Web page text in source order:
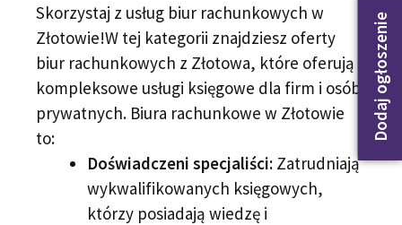
Dodaj ogłoszenie
Skorzystaj z usług biur rachunkowych w
Złotowie!W tej kategorii znajdziesz oferty
biur rachunkowych z Złotowa, które oferują
kompleksowe usługi księgowe dla firm i osób
prywatnych. Biura rachunkowe w Złotowie
to:
Doświadczeni specjaliści: Zatrudniają
wykwalifikowanych księgowych,
którzy posiadają wiedzę i